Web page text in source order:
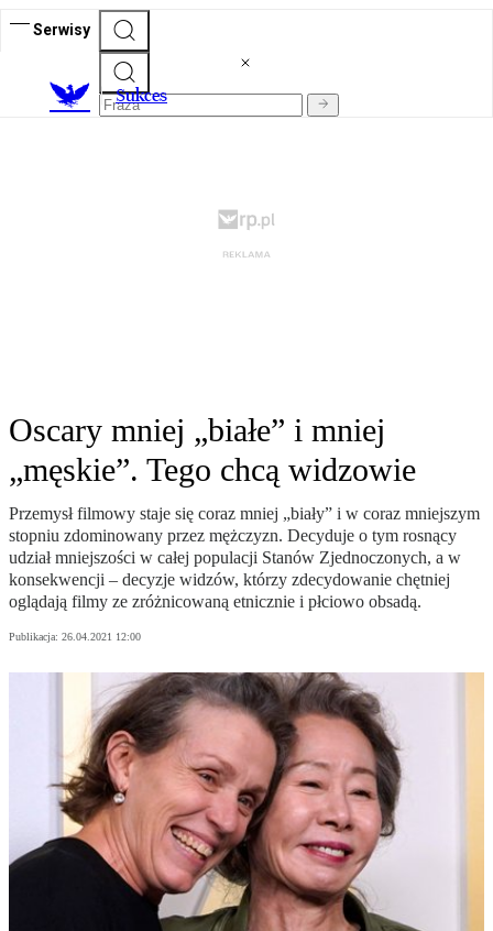
Serwisy
Sukces
Oscary mniej „białe” i mniej
„męskie”. Tego chcą widzowie
Przemysł filmowy staje się coraz mniej „biały” i w coraz mniejszym
stopniu zdominowany przez mężczyzn. Decyduje o tym rosnący
udział mniejszości w całej populacji Stanów Zjednoczonych, a w
konsekwencji – decyzje widzów, którzy zdecydowanie chętniej
oglądają filmy ze zróżnicowaną etnicznie i płciowo obsadą.
Publikacja: 26.04.2021 12:00